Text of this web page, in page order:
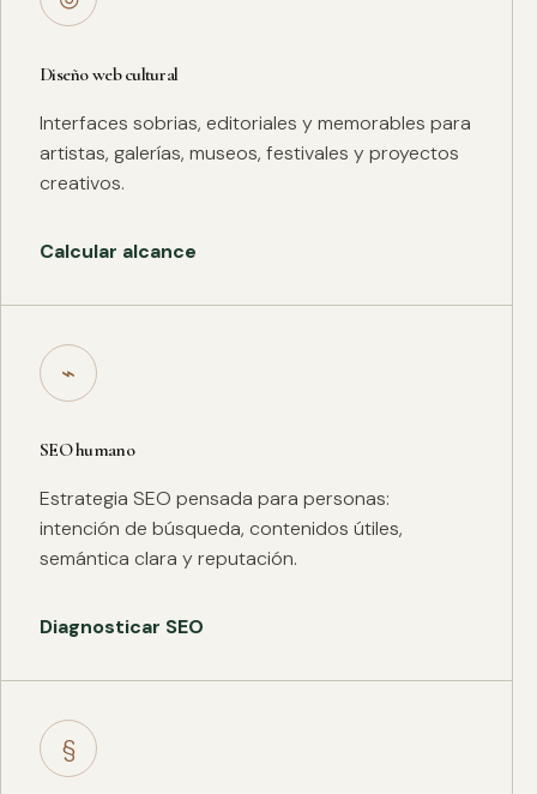
Diseño web cultural
Interfaces sobrias, editoriales y memorables para
artistas, galerías, museos, festivales y proyectos
creativos.
Calcular alcance
⌁
SEO humano
Estrategia SEO pensada para personas:
intención de búsqueda, contenidos útiles,
semántica clara y reputación.
Diagnosticar SEO
§